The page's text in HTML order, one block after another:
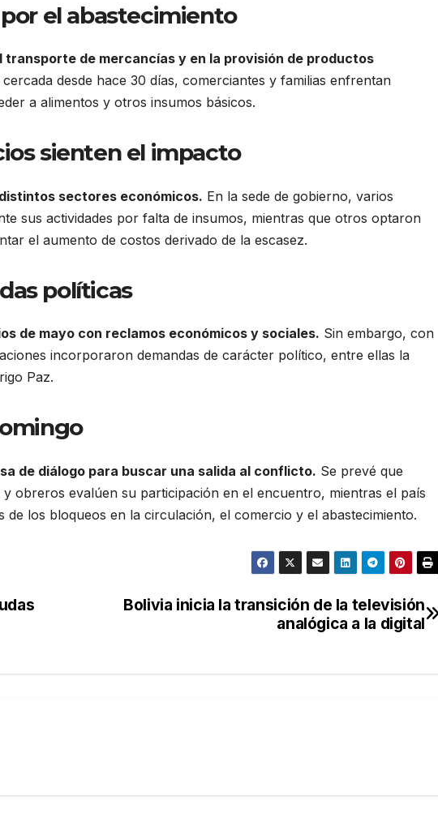
el abastecimiento
transporte de mercancías y en la provisión de productos
desde hace 30 días, comerciantes y familias enfrentan
a alimentos y otros insumos básicos.
sienten el impacto
sectores económicos. En la sede de gobierno, varios
sus actividades por falta de insumos, mientras que otros optaron
el aumento de costos derivado de la escasez.
políticas
de mayo con reclamos económicos y sociales. Sin embargo, con
incorporaron demandas de carácter político, entre ellas la
Paz.
de diálogo para buscar una salida al conflicto. Se prevé que
obreros evalúen su participación en el encuentro, mientras el país
los bloqueos en la circulación, el comercio y el abastecimiento.
Bolivia inicia la transición de la televisión
analógica a la digital